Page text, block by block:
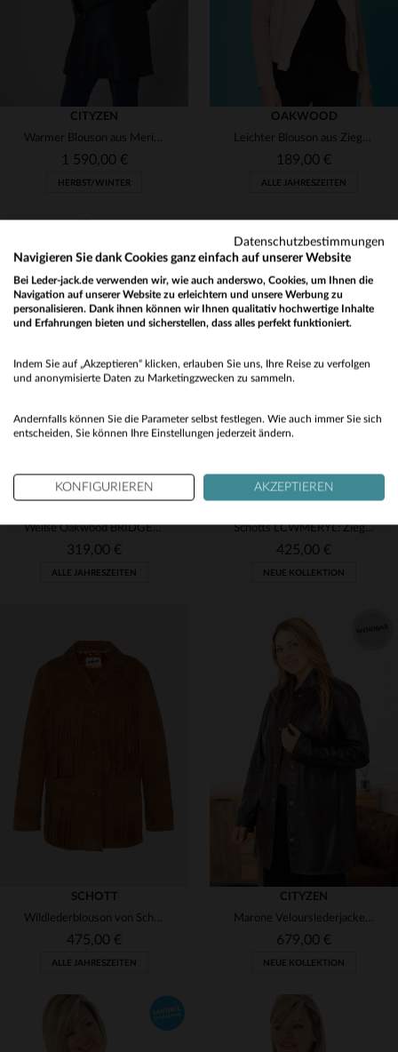
VERFÜGBARE GRÖSSEN
44 46
CITYZEN
Warmer Blouson aus Merinolammfell mit Fuchsfellkapuze für den Winter.
1 590,00 €
HERBST/WINTER
VERFÜGBARE GRÖSSEN
S
OAKWOOD
Leichter Blouson aus Ziegenveloursleder - ideal für den Sommer.
189,00 €
ALLE JAHRESZEITEN
Weiße Oakwood BRIDGET: Lammlederjacke für lässig-elegante Outfits.
319,00 €
ALLE JAHRESZEITEN
Schotts LCWMERYL: Ziegenvelours-Jacke in Karamell für eleganten Stil.
425,00 €
NEUE KOLLEKTION
SCHOTT
Wildlederblouson von Schott: Fransen, Knopfleiste, zeitloser Style.
475,00 €
ALLE JAHRESZEITEN
CITYZEN
Marone Velourslederjacke aus Ziege, leicht für elegante Outfits.
679,00 €
NEUE KOLLEKTION
No
Datenschutzbestimmungen
Navigieren Sie dank Cookies ganz einfach auf unserer Website
Bei Leder-jack.de verwenden wir, wie auch anderswo, Cookies, um Ihnen die
Navigation auf unserer Website zu erleichtern und unsere Werbung zu
personalisieren. Dank ihnen können wir Ihnen qualitativ hochwertige Inhalte
und Erfahrungen bieten und sicherstellen, dass alles perfekt funktioniert.
Indem Sie auf „Akzeptieren“ klicken, erlauben Sie uns, Ihre Reise zu verfolgen
und anonymisierte Daten zu Marketingzwecken zu sammeln.
Andernfalls können Sie die Parameter selbst festlegen. Wie auch immer Sie sich
entscheiden, Sie können Ihre Einstellungen jederzeit ändern.
KONFIGURIEREN AKZEPTIEREN